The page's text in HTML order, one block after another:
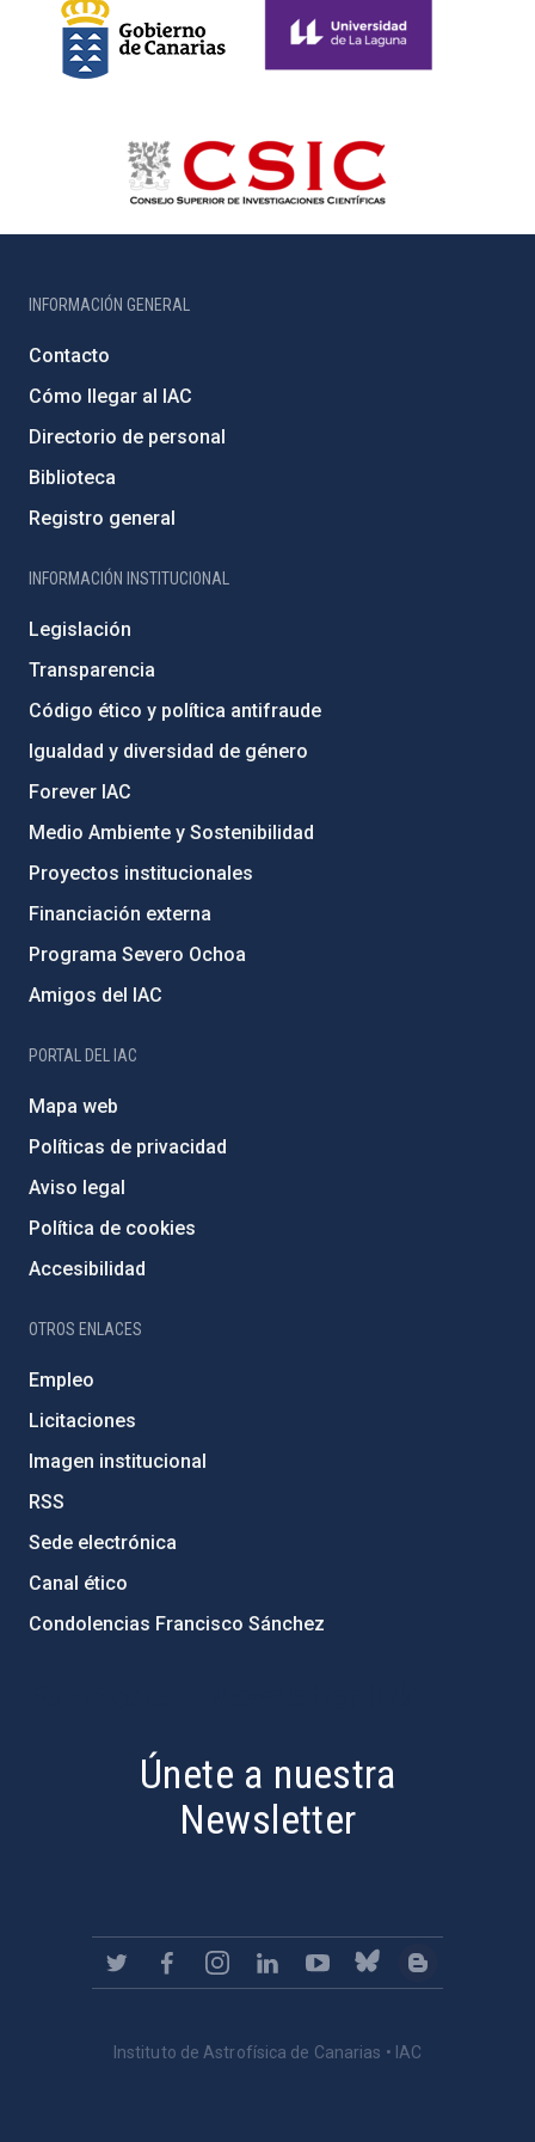
INFORMACIÓN GENERAL
Contacto
Cómo llegar al IAC
Directorio de personal
Biblioteca
Registro general
INFORMACIÓN INSTITUCIONAL
Legislación
Transparencia
Código ético y política antifraude
Igualdad y diversidad de género
Forever IAC
Medio Ambiente y Sostenibilidad
Proyectos institucionales
Financiación externa
Programa Severo Ochoa
Amigos del IAC
PORTAL DEL IAC
Mapa web
Políticas de privacidad
Aviso legal
Política de cookies
Accesibilidad
OTROS ENLACES
Empleo
Licitaciones
Imagen institucional
RSS
Sede electrónica
Canal ético
Condolencias Francisco Sánchez
Únete a nuestra
Newsletter
Instituto de Astrofísica de Canarias • IAC